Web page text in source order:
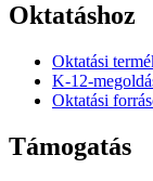
Oktatáshoz
Oktatási
K-12-
Oktatási
Támogatás